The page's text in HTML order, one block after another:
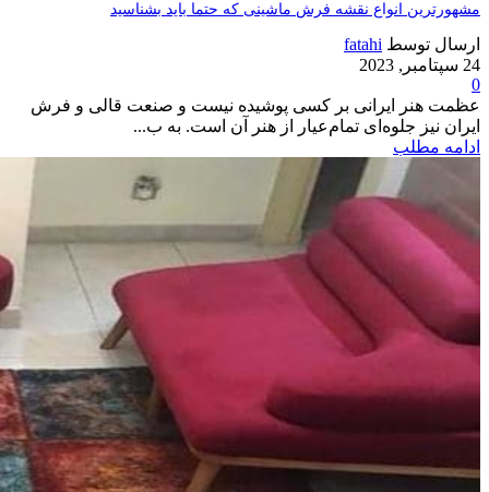
مشهورترین انواع نقشه فرش ماشینی که حتما باید بشناسید
ارسال توسط fatahi
24 سپتامبر, 2023
0
عظمت هنر ایرانی بر کسی پوشیده نیست و صنعت قالی و فرش
ایران نیز جلوه‌ای تمام‌عیار از هنر آن است. به ب...
ادامه مطلب